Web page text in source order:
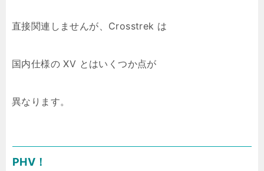
直接関連しませんが、Crosstrek は
国内仕様の XV とはいくつか点が
異なります。
PHV！